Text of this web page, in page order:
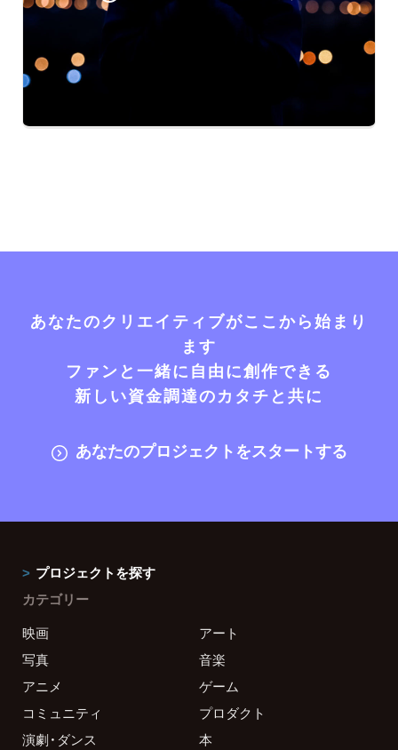
あなたのクリエイティブがここから始まり
ます
ファンと一緒に自由に創作できる
新しい資金調達のカタチと共に
あなたのプロジェクトをスタートする
プロジェクトを探す
カテゴリー
映画
アート
写真
音楽
アニメ
ゲーム
コミュニティ
プロダクト
演劇・ダンス
本